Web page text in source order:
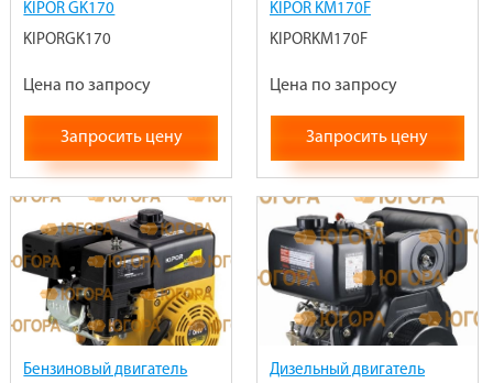
KIPOR GK170
KIPORGK170
Цена по запросу
Запросить цену
KIPOR KM170F
KIPORKM170F
Цена по запросу
Запросить цену
Бензиновый двигатель
Дизельный двигатель